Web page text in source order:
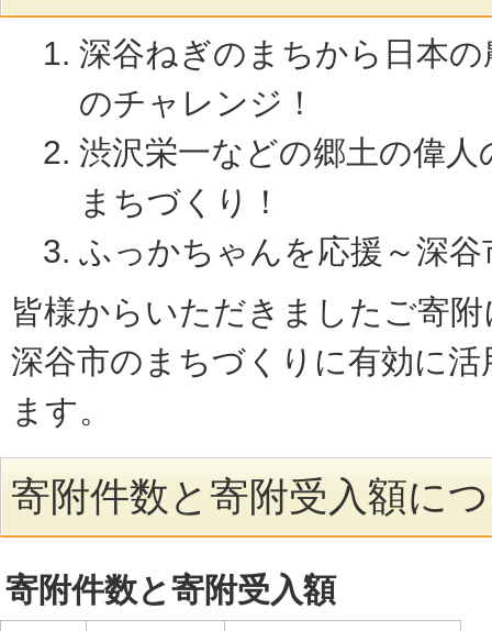
深谷ねぎのまちから日本
のチャレンジ！
渋沢栄一などの郷土の偉
まちづくり！
ふっかちゃんを応援～深
皆様からいただきましたご寄
深谷市のまちづくりに有効に
ます。
寄附件数と寄附受入額に
寄附件数と寄附受入額